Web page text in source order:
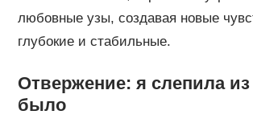
любовные узы, создавая новые
глубокие и стабильные.
Отвержение: я слепила из
было